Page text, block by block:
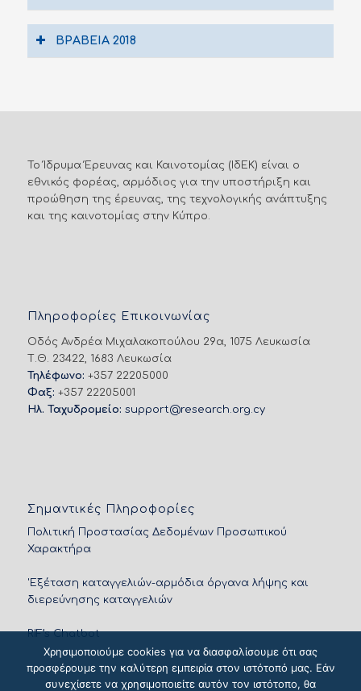
ΒΡΑΒΕΙΑ 2018
Το Ίδρυμα Έρευνας και Καινοτομίας (ΙδΕΚ) είναι ο
εθνικός φορέας, αρμόδιος για την υποστήριξη και
προώθηση της έρευνας, της τεχνολογικής ανάπτυξης
και της καινοτομίας στην Κύπρο.
Πληροφορίες Επικοινωνίας
Οδός Ανδρέα Μιχαλακοπούλου 29α, 1075 Λευκωσία
Τ.Θ. 23422, 1683 Λευκωσία
Τηλέφωνο: +357 22205000
Φαξ: +357 22205001
Ηλ. Ταχυδρομείο: support@research.org.cy
Σημαντικές Πληροφορίες
Πολιτική Προστασίας Δεδομένων Προσωπικού
Χαρακτήρα
'Εξέταση καταγγελιών-αρμόδια όργανα λήψης και
διερεύνησης καταγγελιών
RIF’s Chatbot
Χρησιμοποιούμε cookies για να διασφαλίσουμε ότι σας
προσφέρουμε την καλύτερη εμπειρία στον ιστότοπό μας. Εάν
συνεχίσετε να χρησιμοποιείτε αυτόν τον ιστότοπο, θα